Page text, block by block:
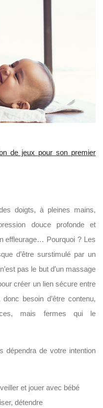
de jeux pour son premier
doigts, à pleines mains,
douce profonde et
effleurage… Pourquoi ? Les
d’être surstimulé par un
pas le but d’un massage
créer un lien sécure entre
besoin d’être contenu,
mais fermes qui le
dépendra de votre intention
et jouer avec bébé
détendre